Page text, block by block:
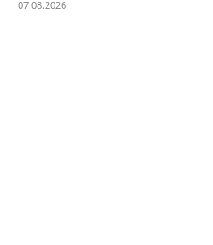
07.08.2026